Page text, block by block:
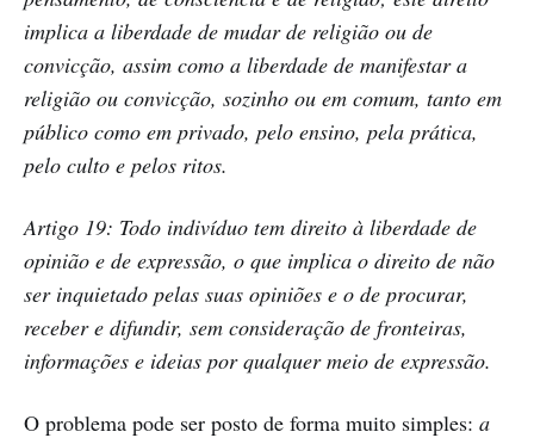
implica a liberdade de mudar de religião ou de
convicção, assim como a liberdade de manifestar a
religião ou convicção, sozinho ou em comum, tanto em
público como em privado, pelo ensino, pela prática,
pelo culto e pelos ritos.
Artigo 19: Todo indivíduo tem direito à liberdade de
opinião e de expressão, o que implica o direito de não
ser inquietado pelas suas opiniões e o de procurar,
receber e difundir, sem consideração de fronteiras,
informações e ideias por qualquer meio de expressão.
O problema pode ser posto de forma muito simples: a